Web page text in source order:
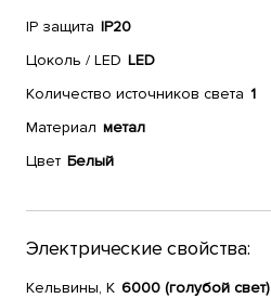
IP защита IP20
Цоколь / LED LED
Количество источников света 1
Материал метал
Цвет Белый
Электрические свойства:
Кельвины, К 6000 (голубой свет)